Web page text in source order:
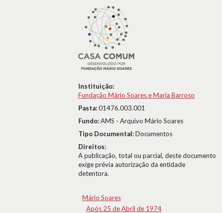
Instituição:
Fundação Mário Soares e Maria Barroso
Pasta:01476.003.001
Fundo:AMS - Arquivo Mário Soares
Tipo Documental:Documentos
Direitos:
A publicação, total ou parcial, deste documento
exige prévia autorização da entidade
detentora.
Mário Soares
Após 25 de Abril de 1974